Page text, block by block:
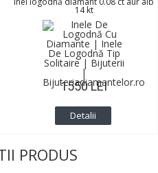
14 kt
1550 LEI
Detalii
PRODUS